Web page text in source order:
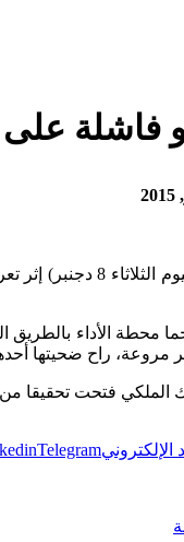
على
لقي شاب مصرعه ،
محطة الأداء
مروعة، راح ضحيتها
الملكي فتحت
الإلكترونيTelegram